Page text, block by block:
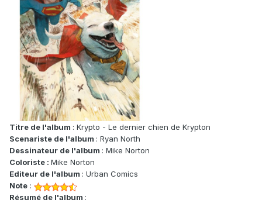
Titre de l'album : Krypto - Le dernier chien de Krypton
Scenariste de l'album : Ryan North
Dessinateur de l'album : Mike Norton
Coloriste : Mike Norton
Editeur de l'album : Urban Comics
Note :
Résumé de l'album :